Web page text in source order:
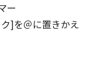
ー
]を＠に置きかえ